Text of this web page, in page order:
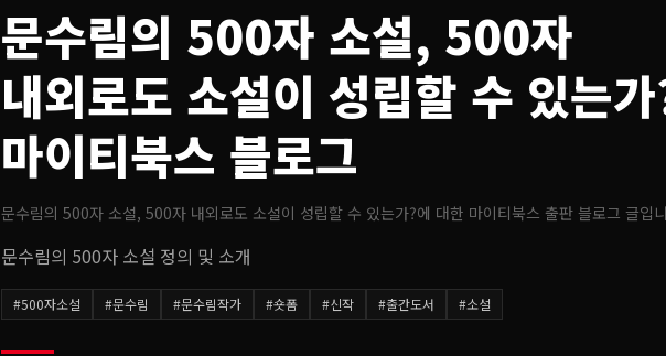
문수림의 500자 소설, 500자
내외로도 소설이 성립할 수 있는
마이티북스 블로그
문수림의 500자 소설, 500자 내외로도 소설이 성립할 수 있는가?에 대한 마이티북스 출판 블로그 글입
문수림의 500자 소설 정의 및 소개
#500자소설 #문수림 #문수림작가 #숏폼 #신작 #출간도서 #소설